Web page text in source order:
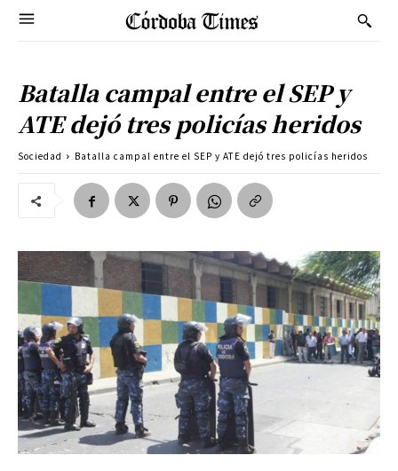
Batalla campal entre el SEP y
ATE dejó tres policías heridos
Sociedad Batalla campal entre el SEP y ATE dejó tres policías heridos